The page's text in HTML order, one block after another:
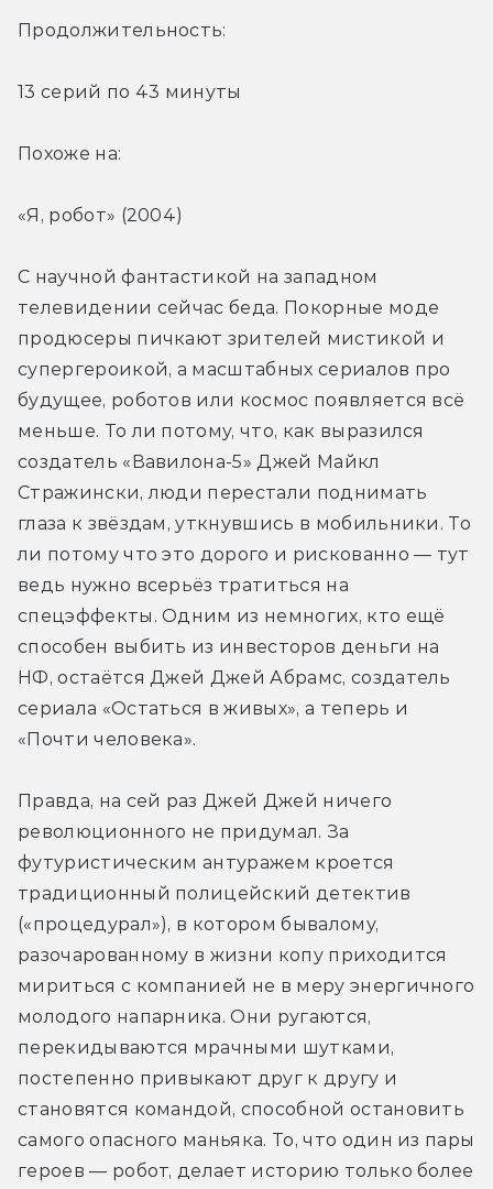
Продолжительность:
13 серий по 43 минуты
Похоже на:
«Я, робот» (2004)
С научной фантастикой на западном
телевидении сейчас беда. Покорные моде
продюсеры пичкают зрителей мистикой и
супергероикой, а масштабных сериалов про
будущее, роботов или космос появляется всё
меньше. То ли потому, что, как выразился
создатель «Вавилона-5» Джей Майкл
Стражински, люди перестали поднимать
глаза к звёздам, уткнувшись в мобильники. То
ли потому что это дорого и рискованно — тут
ведь нужно всерьёз тратиться на
спецэффекты. Одним из немногих, кто ещё
способен выбить из инвесторов деньги на
НФ, остаётся Джей Джей Абрамс, создатель
сериала «Остаться в живых», а теперь и
«Почти человека».
Правда, на сей раз Джей Джей ничего
революционного не придумал. За
футуристическим антуражем кроется
традиционный полицейский детектив
(«процедурал»), в котором бывалому,
разочарованному в жизни копу приходится
мириться с компанией не в меру энергичного
молодого напарника. Они ругаются,
перекидываются мрачными шутками,
постепенно привыкают друг к другу и
становятся командой, способной остановить
самого опасного маньяка. То, что один из пары
героев — робот, делает историю только более